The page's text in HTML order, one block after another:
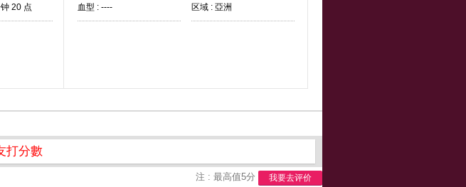
20 点 血型 : ---- 区域 : 亞洲
打分數
注 : 最高值5分 我要去评价